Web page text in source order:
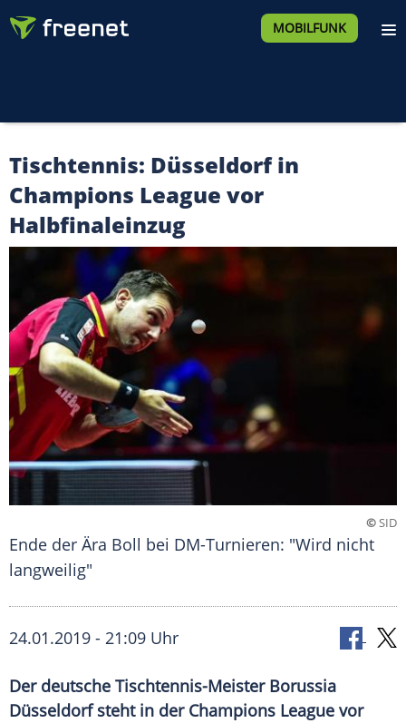
MOBILFUNK
Tischtennis: Düsseldorf in
Champions League vor
Halbfinaleinzug
©SID
Ende der Ära Boll bei DM-Turnieren: "Wird nicht
langweilig"
24.01.2019 - 21:09 Uhr
Der deutsche Tischtennis-Meister Borussia
Düsseldorf steht in der Champions League vor